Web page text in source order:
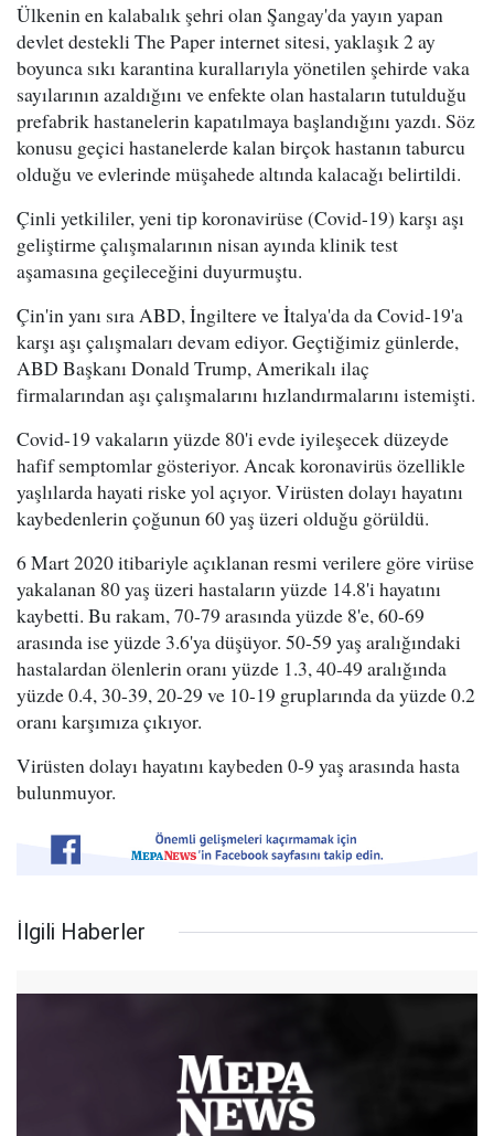
Ülkenin en kalabalık şehri olan Şangay'da yayın yapan
devlet destekli The Paper internet sitesi, yaklaşık 2 ay
boyunca sıkı karantina kurallarıyla yönetilen şehirde vaka
sayılarının azaldığını ve enfekte olan hastaların tutulduğu
prefabrik hastanelerin kapatılmaya başlandığını yazdı. Söz
konusu geçici hastanelerde kalan birçok hastanın taburcu
olduğu ve evlerinde müşahede altında kalacağı belirtildi.
Çinli yetkililer, yeni tip koronavirüse (Covid-19) karşı aşı
geliştirme çalışmalarının nisan ayında klinik test
aşamasına geçileceğini duyurmuştu.
Çin'in yanı sıra ABD, İngiltere ve İtalya'da da Covid-19'a
karşı aşı çalışmaları devam ediyor. Geçtiğimiz günlerde,
ABD Başkanı Donald Trump, Amerikalı ilaç
firmalarından aşı çalışmalarını hızlandırmalarını istemişti.
Covid-19 vakaların yüzde 80'i evde iyileşecek düzeyde
hafif semptomlar gösteriyor. Ancak koronavirüs özellikle
yaşlılarda hayati riske yol açıyor. Virüsten dolayı hayatını
kaybedenlerin çoğunun 60 yaş üzeri olduğu görüldü.
6 Mart 2020 itibariyle açıklanan resmi verilere göre virüse
yakalanan 80 yaş üzeri hastaların yüzde 14.8'i hayatını
kaybetti. Bu rakam, 70-79 arasında yüzde 8'e, 60-69
arasında ise yüzde 3.6'ya düşüyor. 50-59 yaş aralığındaki
hastalardan ölenlerin oranı yüzde 1.3, 40-49 aralığında
yüzde 0.4, 30-39, 20-29 ve 10-19 gruplarında da yüzde 0.2
oranı karşımıza çıkıyor.
Virüsten dolayı hayatını kaybeden 0-9 yaş arasında hasta
bulunmuyor.
İlgili Haberler